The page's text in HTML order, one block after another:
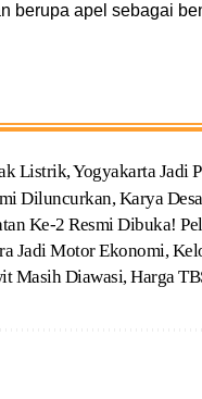
berupa apel sebagai
Listrik, Yogyakarta Jadi
Diluncurkan, Karya
Ke-2 Resmi Dibuka!
Jadi Motor Ekonomi,
Masih Diawasi, Harga